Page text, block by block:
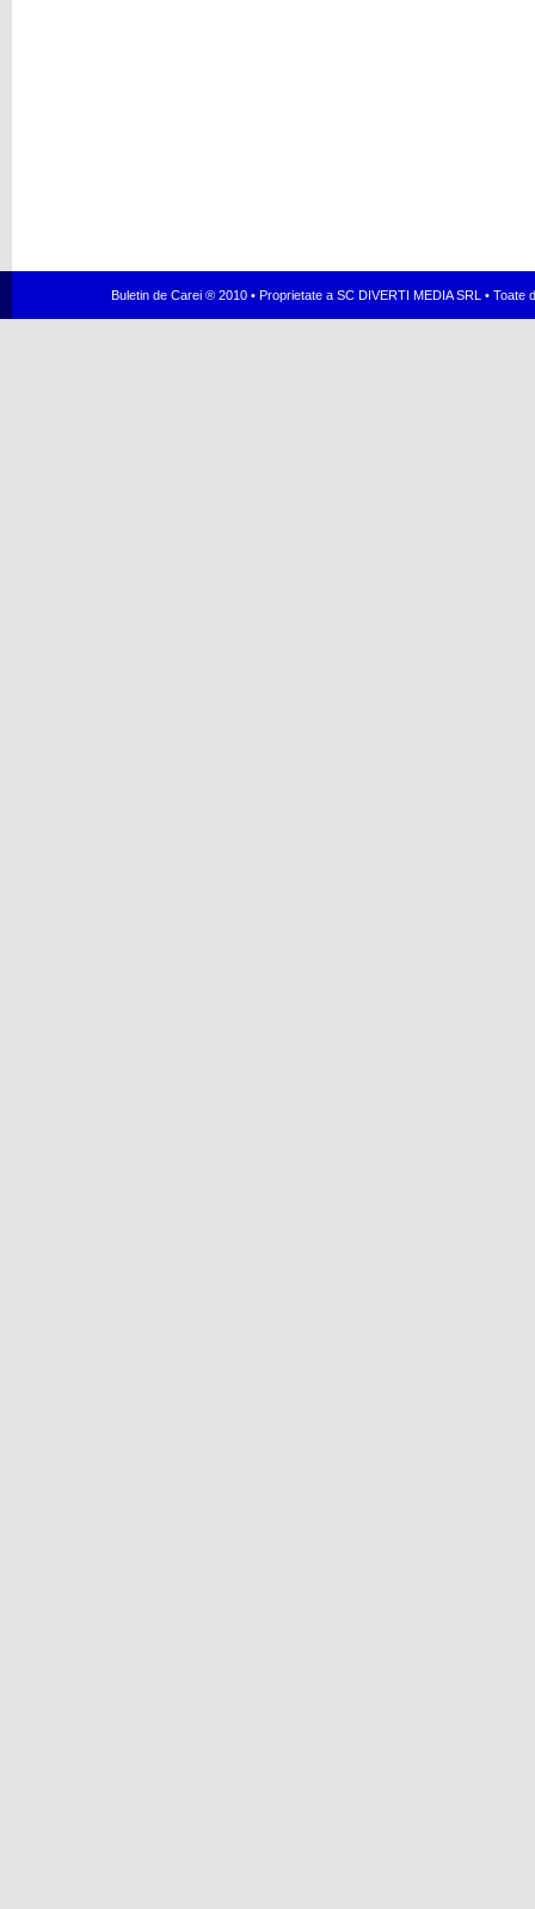
Buletin de Carei ® 2010 • Proprietate a SC DIVERTI MEDIA SRL •